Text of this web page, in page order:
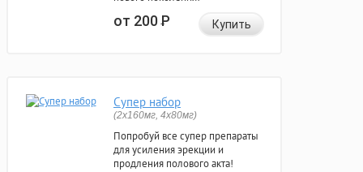
от 200Р Купить
Супер набор
(2х160мг, 4х80мг)
Попробуй все супер препараты
для усиления эрекции и
продления полового акта!